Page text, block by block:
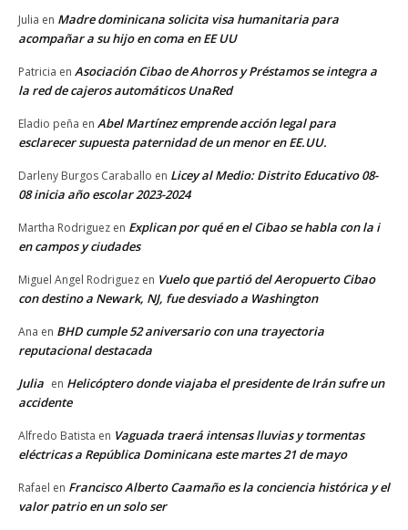
Julia en Madre dominicana solicita visa humanitaria para
acompañar a su hijo en coma en EE UU
Patricia en Asociación Cibao de Ahorros y Préstamos se integra a
la red de cajeros automáticos UnaRed
Eladio peña en Abel Martínez emprende acción legal para
esclarecer supuesta paternidad de un menor en EE.UU.
Darleny Burgos Caraballo en Licey al Medio: Distrito Educativo 08-
08 inicia año escolar 2023-2024
Martha Rodriguez en Explican por qué en el Cibao se habla con la i
en campos y ciudades
Miguel Angel Rodriguez en Vuelo que partió del Aeropuerto Cibao
con destino a Newark, NJ, fue desviado a Washington
Ana en BHD cumple 52 aniversario con una trayectoria
reputacional destacada
Julia en Helicóptero donde viajaba el presidente de Irán sufre un
accidente
Alfredo Batista en Vaguada traerá intensas lluvias y tormentas
eléctricas a República Dominicana este martes 21 de mayo
Rafael en Francisco Alberto Caamaño es la conciencia histórica y el
valor patrio en un solo ser